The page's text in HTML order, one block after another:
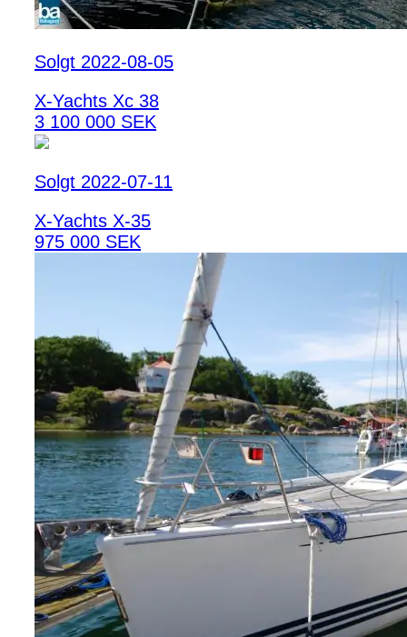
Solgt 2022-08-05
X-Yachts Xc 38
3 100 000 SEK
Solgt 2022-07-11
X-Yachts X-35
975 000 SEK